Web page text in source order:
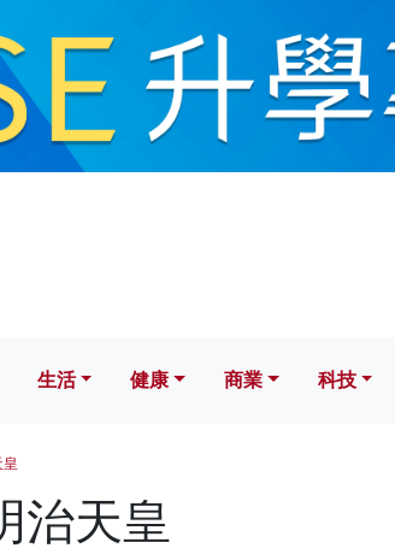
活 健康 科技
生活 健康 商業 科技
皇
治天皇